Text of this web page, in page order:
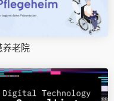
养老院